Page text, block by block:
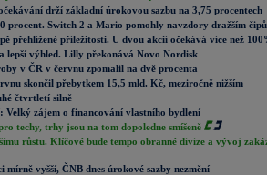
drží základní úrokovou sazbu na 3,75 procentech
procent. Switch 2 a Mario pomohly navzdory dražším
přehlížené příležitosti. U dvou akcií očekává více než
lepší výhled. Lilly překonává Novo Nordisk
v ČR v červnu zpomalil na dvě procenta
skončil přebytkem 15,5 mld. Kč, meziročně nižším
čtvrtletí silně
Velký zájem o financování vlastního bydlení
techy, trhy jsou na tom dopoledne smíšeně
růstu. Klíčové bude tempo obranné divize a vývoj
mírně vyšší, ČNB dnes úrokové sazby nezmění